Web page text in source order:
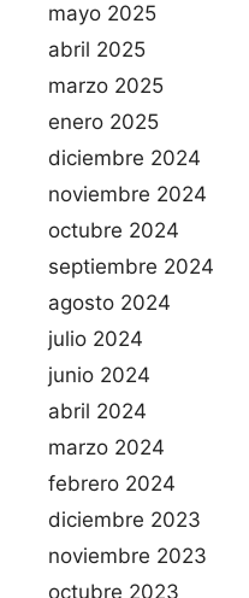
mayo 2025
abril 2025
marzo 2025
enero 2025
diciembre 2024
noviembre 2024
octubre 2024
septiembre 2024
agosto 2024
julio 2024
junio 2024
abril 2024
marzo 2024
febrero 2024
diciembre 2023
noviembre 2023
octubre 2023